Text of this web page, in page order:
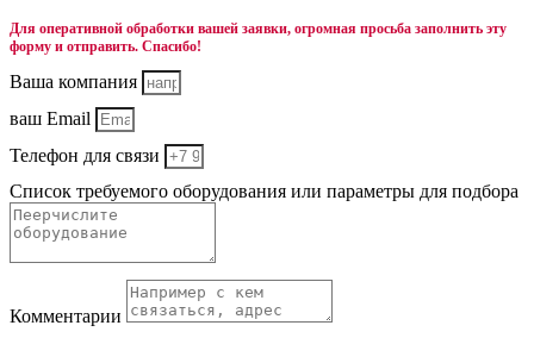
Для оперативной обработки вашей заявки, огромная просьба заполнить эту
форму и отправить. Спасибо!
Ваша компания
ваш Email
Телефон для связи
Список требуемого оборудования или параметры для подбора
Комментарии